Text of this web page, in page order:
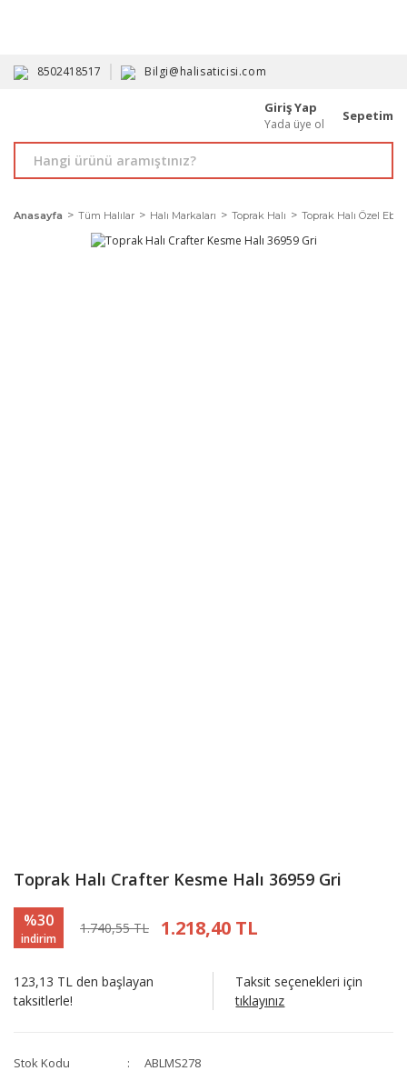
8502418517 Bilgi@halisaticisi.com
Giriş Yap
Yada üye ol
Sepetim
Anasayfa Tüm Halılar Halı Markaları Toprak Halı Toprak Halı Özel
Toprak Halı Crafter Kesme Halı 36959 Gri
%30
indirim
1.740,55 TL 1.218,40 TL
123,13 TL den başlayan
taksitlerle!
Taksit seçenekleri için
tıklayınız
Stok Kodu
ABLMS278